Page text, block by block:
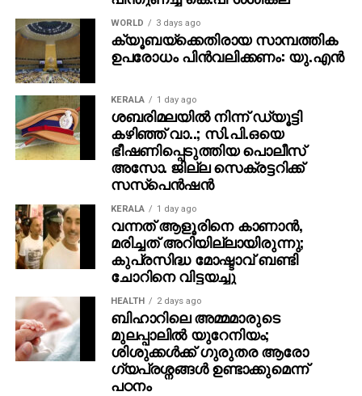
WORLD 3 days ago
ക്യൂബയ്ക്കെതിരായ സാമ്പത്തിക
ഉപരോധം പിന്‍വലിക്കണം: യു.എന്‍
KERALA 1 day ago
ശബരിമലയില്‍ നിന്ന് ഡ്യൂട്ടി
കഴിഞ്ഞ് വാ..; സി.പി.ഒയെ
ഭീഷണിപ്പെടുത്തിയ പൊലീസ്
അസോ. ജില്ല സെക്രട്ടറിക്ക്
സസ്‌പെന്‍ഷന്‍
KERALA 1 day ago
വന്നത് ആളൂരിനെ കാണാന്‍,
മരിച്ചത് അറിയില്ലായിരുന്നു;
കുപ്രസിദ്ധ മോഷ്ടാവ് ബണ്ടി
ചോറിനെ വിട്ടയച്ചു
HEALTH 2 days ago
ബിഹാറിലെ അമ്മമാരുടെ
മുലപ്പാലിൽ യുറേനിയം;
ശിശുക്കൾക്ക് ​ഗുരുതര ആരോ​
ഗ്യപ്രശ്നങ്ങൾ ഉണ്ടാക്കുമെന്ന്
പഠനം